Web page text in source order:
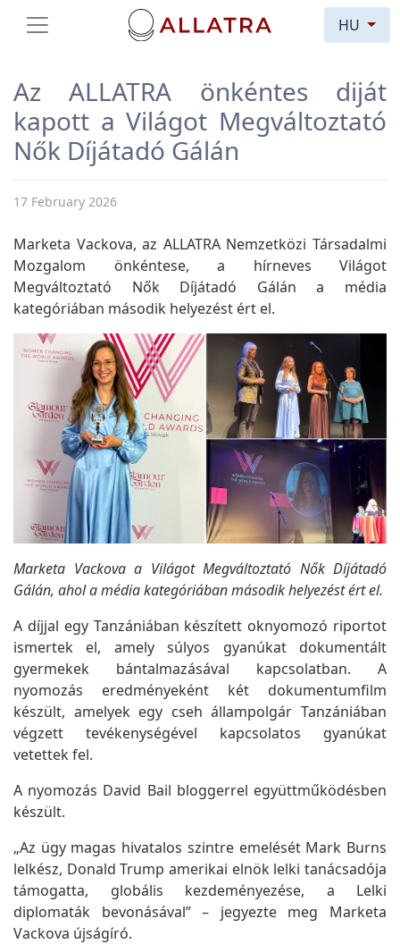
HU
Az ALLATRA önkéntes diját
kapott a Világot Megváltoztató
Nők Díjátadó Gálán
17 February 2026
Marketa Vackova, az ALLATRA Nemzetközi Társadalmi
Mozgalom önkéntese, a hírneves Világot
Megváltoztató Nők Díjátadó Gálán a média
kategóriában második helyezést ért el.
Marketa Vackova a Világot Megváltoztató Nők Díjátadó
Gálán, ahol a média kategóriában második helyezést ért el.
A díjjal egy Tanzániában készített oknyomozó riportot
ismertek el, amely súlyos gyanúkat dokumentált
gyermekek bántalmazásával kapcsolatban. A
nyomozás eredményeként két dokumentumfilm
készült, amelyek egy cseh állampolgár Tanzániában
végzett tevékenységével kapcsolatos gyanúkat
vetettek fel.
A nyomozás David Bail bloggerrel együttműködésben
készült.
„Az ügy magas hivatalos szintre emelését Mark Burns
lelkész, Donald Trump amerikai elnök lelki tanácsadója
támogatta, globális kezdeményezése, a Lelki
diplomaták bevonásával” – jegyezte meg Marketa
Vackova újságíró.